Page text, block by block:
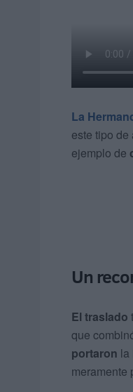
La
este tipo de
ejemplo de
Un
El traslado
que
portaron la
meramente